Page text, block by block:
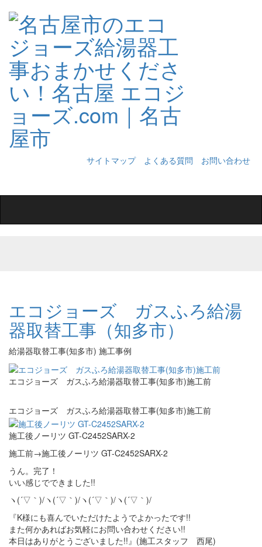
サイトマップ よくある質問
お問い合わせ
エコジョーズ ガスふろ給湯
器取替工事（知多市）
給湯器取替工事(知多市) 施工事例
エコジョーズ ガスふろ給湯器取替工事(知多市)施工前
エコジョーズ ガスふろ給湯器取替工事(知多市)施工前
施工後ノーリツ GT-C2452SARX-2
施工前→施工後ノーリツ GT-C2452SARX-2
うん。完了！
いい感じでできました!!
ヽ(´▽｀)/ヽ(´▽｀)/ヽ(´▽｀)/ヽ(´▽｀)/
『K様にも喜んでいただけたようでよかったです!!
また何かあればお気軽にお問い合わせください!!
本日はありがとうございました!!』(施工スタッフ 西尾)